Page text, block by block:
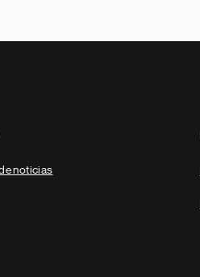
noticias